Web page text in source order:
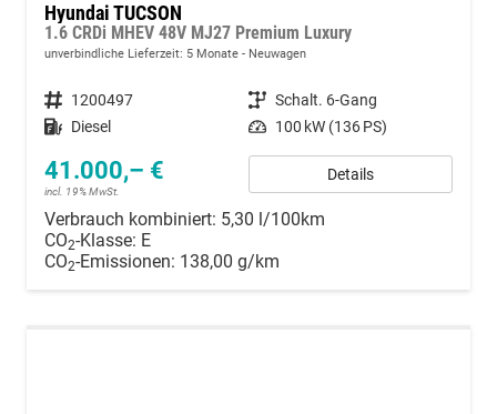
Hyundai TUCSON
1.6 CRDi MHEV 48V MJ27 Premium Luxury
unverbindliche Lieferzeit: 5 Monate Neuwagen
Fahrzeugnummer 1200497 Getriebe Schalt. 6-Gang
Kraftstoff Diesel Leistung 100 kW (136 PS)
41.000,– €
incl. 19% MwSt.
Details
Verbrauch kombiniert: 5,30 l/100km
CO2-Klasse: E
CO2-Emissionen: 138,00 g/km